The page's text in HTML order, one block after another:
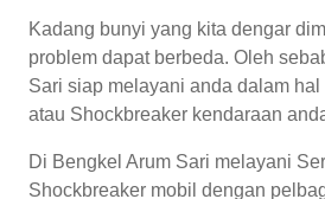
Kadang bunyi yang kita dengar
problem dapat berbeda. Oleh
Sari siap melayani anda dalam
atau Shockbreaker kendaraan
Di Bengkel Arum Sari melayani
Shockbreaker mobil dengan